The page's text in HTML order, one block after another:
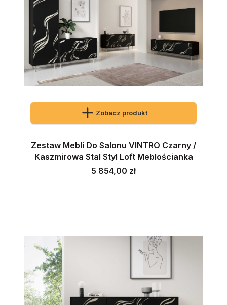
Zobacz produkt
Zestaw Mebli Do Salonu VINTRO Czarny /
Kaszmirowa Stal Styl Loft Meblościanka
Cena
5 854,00 zł